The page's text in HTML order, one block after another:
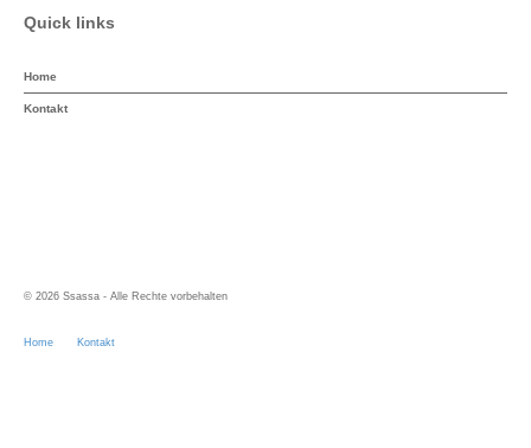
Quick links
Home
Kontakt
© 2026 Ssassa - Alle Rechte vorbehalten
Home Kontakt